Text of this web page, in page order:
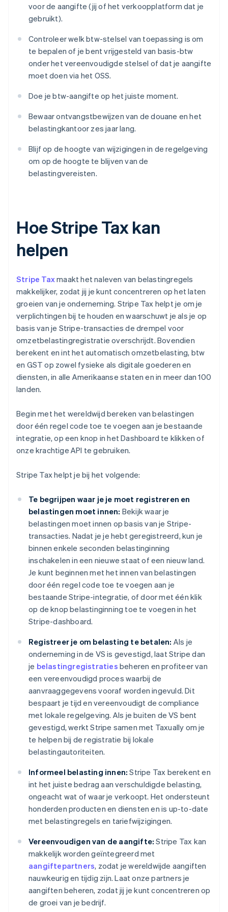
voor de aangifte (jij of het verkoopplatform dat je
gebruikt).
Controleer welk btw-stelsel van toepassing is om
te bepalen of je bent vrijgesteld van basis-btw
onder het vereenvoudigde stelsel of dat je aangifte
moet doen via het OSS.
Doe je btw-aangifte op het juiste moment.
Bewaar ontvangstbewijzen van de douane en het
belastingkantoor zes jaar lang.
Blijf op de hoogte van wijzigingen in de regelgeving
om op de hoogte te blijven van de
belastingvereisten.
Hoe Stripe Tax kan
helpen
Stripe Taxmaakt het naleven van belastingregels
makkelijker, zodat jij je kunt concentreren op het laten
groeien van je onderneming. Stripe Tax helpt je om je
verplichtingen bij te houden en waarschuwt je als je op
basis van je Stripe-transacties de drempel voor
omzetbelastingregistratie overschrijdt. Bovendien
berekent en int het automatisch omzetbelasting, btw
en GST op zowel fysieke als digitale goederen en
diensten, in alle Amerikaanse staten en in meer dan 100
landen.
Begin met het wereldwijd bereken van belastingen
door één regel code toe te voegen aan je bestaande
integratie, op een knop in het Dashboard te klikken of
onze krachtige API te gebruiken.
Stripe Tax helpt je bij het volgende:
Te begrijpen waar je je moet registreren en
belastingen moet innen: Bekijk waar je
belastingen moet innen op basis van je Stripe-
transacties. Nadat je je hebt geregistreerd, kun je
binnen enkele seconden belastinginning
inschakelen in een nieuwe staat of een nieuw land.
Je kunt beginnen met het innen van belastingen
door één regel code toe te voegen aan je
bestaande Stripe-integratie, of door met één klik
op de knop belastinginning toe te voegen in het
Stripe-dashboard.
Registreer je om belasting te betalen: Als je
onderneming in de VS is gevestigd, laat Stripe dan
je belastingregistraties beheren en profiteer van
een vereenvoudigd proces waarbij de
aanvraaggegevens vooraf worden ingevuld. Dit
bespaart je tijd en vereenvoudigt de compliance
met lokale regelgeving. Als je buiten de VS bent
gevestigd, werkt Stripe samen met Taxually om je
te helpen bij de registratie bij lokale
belastingautoriteiten.
Informeel belasting innen: Stripe Tax berekent en
int het juiste bedrag aan verschuldigde belasting,
ongeacht wat of waar je verkoopt. Het ondersteunt
honderden producten en diensten en is up-to-date
met belastingregels en tariefwijzigingen.
Vereenvoudigen van de aangifte: Stripe Tax kan
makkelijk worden geïntegreerd met
aangiftepartners, zodat je wereldwijde aangiften
nauwkeurig en tijdig zijn. Laat onze partners je
aangiften beheren, zodat jij je kunt concentreren op
de groei van je bedrijf.